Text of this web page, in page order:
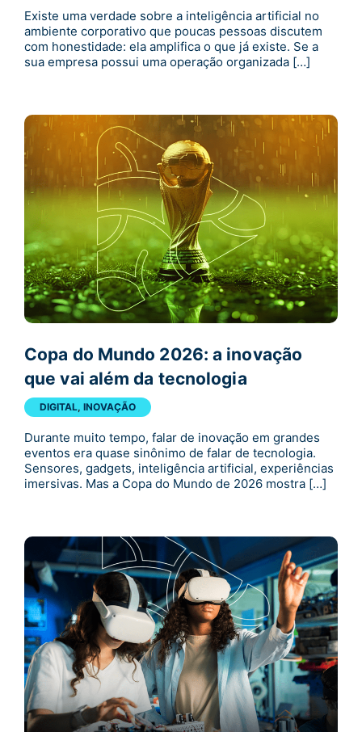
Existe uma verdade sobre a inteligência artificial no
ambiente corporativo que poucas pessoas discutem
com honestidade: ela amplifica o que já existe. Se a
sua empresa possui uma operação organizada […]
Copa do Mundo 2026: a inovação
que vai além da tecnologia
DIGITAL, INOVAÇÃO
Durante muito tempo, falar de inovação em grandes
eventos era quase sinônimo de falar de tecnologia.
Sensores, gadgets, inteligência artificial, experiências
imersivas. Mas a Copa do Mundo de 2026 mostra […]